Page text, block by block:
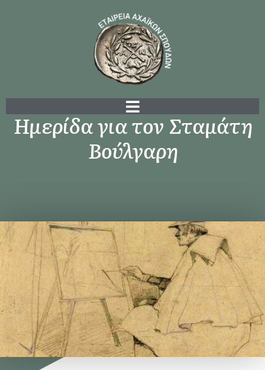
Ημερίδα για τον Σταμάτη
Βούλγαρη